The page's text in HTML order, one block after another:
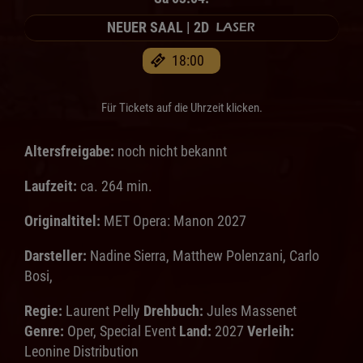
18:00
NEUER SAAL | 2D
Für Tickets auf die Uhrzeit klicken.
Altersfreigabe: noch nicht bekannt
Laufzeit: ca. 264 min.
Originaltitel: MET Opera: Manon 2027
Darsteller: Nadine Sierra, Matthew Polenzani, Carlo
Bosi,
Regie: Laurent Pelly Drehbuch: Jules Massenet
Genre: Oper, Special Event Land: 2027 Verleih:
Leonine Distribution